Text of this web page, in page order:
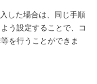
した場合は、同じ手順
う設定することで、コ
を行うことができま